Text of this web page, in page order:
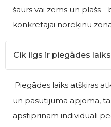
šaurs vai zems un plašs
konkrētajai norēķinu
Cik ilgs ir piegādes
Piegādes laiks atšķiras
un pasūtījuma apjoma,
apstiprinām individuāli